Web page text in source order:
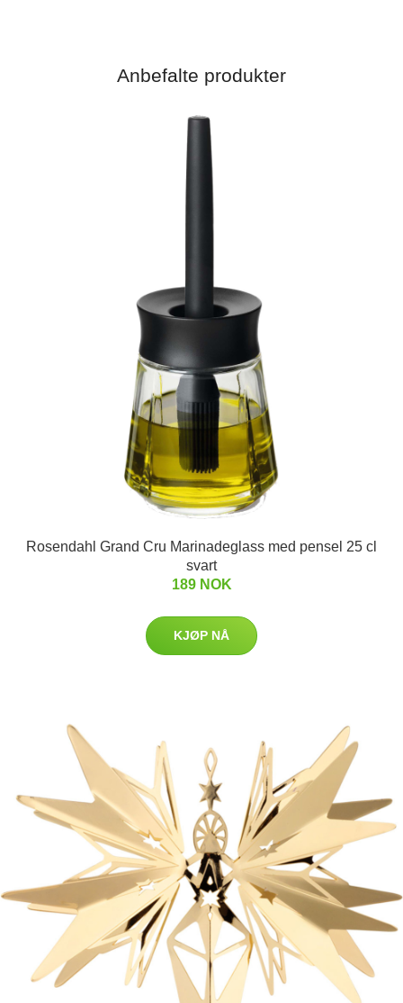
Anbefalte produkter
Rosendahl Grand Cru Marinadeglass med pensel 25 cl
svart
189 NOK
KJØP NÅ